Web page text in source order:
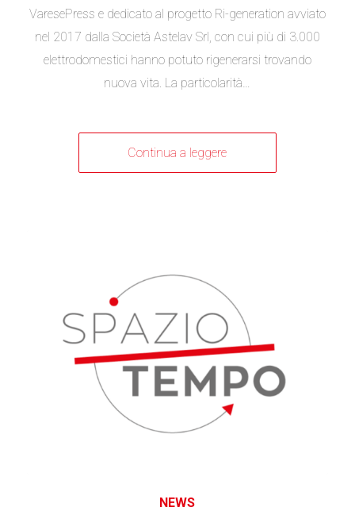
VaresePress e dedicato al progetto Ri-generation avviato
nel 2017 dalla Società Astelav Srl, con cui più di 3.000
elettrodomestici hanno potuto rigenerarsi trovando
nuova vita. La particolarità…
Continua a leggere
NEWS